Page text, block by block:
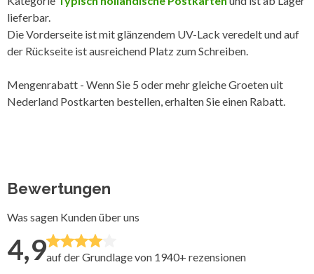
lieferbar.
Die Vorderseite ist mit glänzendem UV-Lack veredelt und auf
der Rückseite ist ausreichend Platz zum Schreiben.
Mengenrabatt - Wenn Sie 5 oder mehr gleiche Groeten uit
Nederland Postkarten bestellen, erhalten Sie einen Rabatt.
Bewertungen
Was sagen Kunden über uns
4,9auf der Grundlage von 1940+ rezensionen